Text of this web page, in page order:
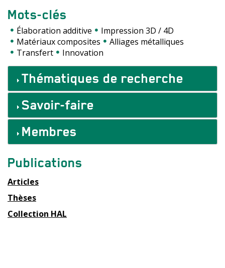
Mots-clés
Élaboration additive
Impression 3D / 4D
Matériaux composites
Alliages métalliques
Transfert
Innovation
Accordéons
Thématiques de recherche
Savoir-faire
Membres
Contact
équipe
Publications
Articles
Thèses
Collection HAL